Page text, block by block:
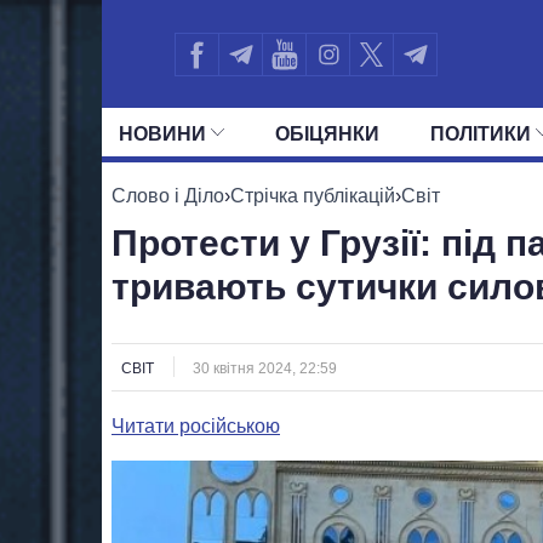
НОВИНИ ОБIЦЯНКИ ПОЛIТИКИ
УСІ ПОЛІТИКИ ПРЕЗИДЕНТ І ОФІС
Слово і Діло›Стрічка публікацій›Світ
Протести у Грузії: під
тривають сутички
СВІТ 30 квітня 2024, 22:59
Читати російською